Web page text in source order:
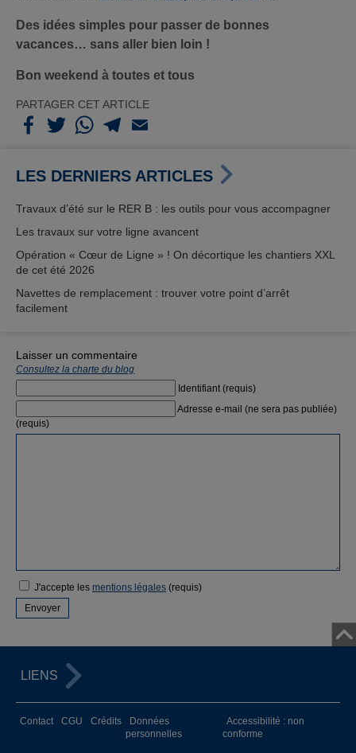
Des idées simples pour passer de bonnes
vacances… sans aller bien loin !
Bon weekend à toutes et tous
PARTAGER CET ARTICLE
LES DERNIERS ARTICLES
Travaux d’été sur le RER B : les outils pour vous accompagner
Les travaux sur votre ligne avancent
Opération « Cœur de Ligne » ! On décortique les chantiers XXL
de cet été 2026
Navettes de remplacement : trouver votre point d’arrêt
facilement
Laisser un commentaire
Consultez la charte du blog
Identifiant (requis)
Adresse e-mail (ne sera pas publiée)
(requis)
J'accepte les mentions légales (requis)
LIENS
Contact CGU Crédits
Données
personnelles
Accessibilité : non
conforme